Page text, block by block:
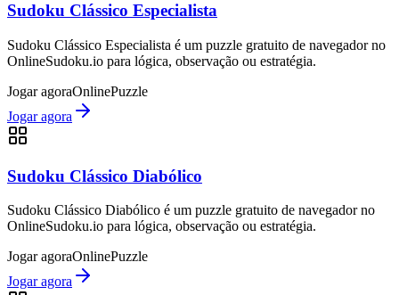
Sudoku Clássico Especialista
Sudoku Clássico Especialista é um puzzle gratuito de navegador no
OnlineSudoku.io para lógica, observação ou estratégia.
Jogar agoraOnlinePuzzle
Jogar agora
Sudoku Clássico Diabólico
Sudoku Clássico Diabólico é um puzzle gratuito de navegador no
OnlineSudoku.io para lógica, observação ou estratégia.
Jogar agoraOnlinePuzzle
Jogar agora